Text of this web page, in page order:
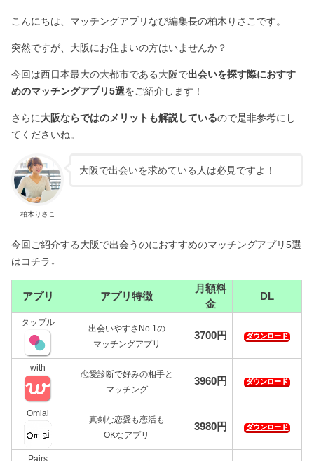
こんにちは、マッチングアプリなび編集長の柏木りさこです。
突然ですが、大阪にお住まいの方はいませんか？
今回は西日本最大の大都市である大阪で出会いを探す際におすす
めのマッチングアプリ5選をご紹介します！
さらに大阪ならではのメリットも解説しているので是非参考にし
てくださいね。
柏木りさこ
大阪で出会いを求めている人は必見ですよ！
今回ご紹介する大阪で出会うのにおすすめのマッチングアプリ5選
はコチラ↓
アプリ アプリ特徴
月額料
金
DL
タップル
出会いやすさNo.1の
マッチングアプリ
3700円 ダウンロード
with
恋愛診断で好みの相手と
マッチング
3960円 ダウンロード
Omiai
真剣な恋愛も恋活も
OKなアプリ
3980円 ダウンロード